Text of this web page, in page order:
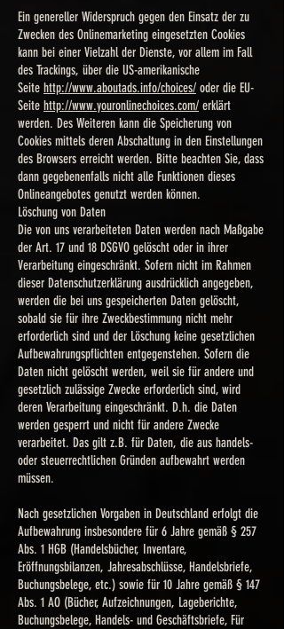
Ein genereller Widerspruch gegen den Einsatz der zu
Zwecken des Onlinemarketing eingesetzten Cookies
kann bei einer Vielzahl der Dienste, vor allem im Fall
des Trackings, über die US-amerikanische
Seite http://www.aboutads.info/choices/ oder die EU-
Seite http://www.youronlinechoices.com/ erklärt
werden. Des Weiteren kann die Speicherung von
Cookies mittels deren Abschaltung in den Einstellungen
des Browsers erreicht werden. Bitte beachten Sie, dass
dann gegebenenfalls nicht alle Funktionen dieses
Onlineangebotes genutzt werden können.
Löschung von Daten
Die von uns verarbeiteten Daten werden nach Maßgabe
der Art. 17 und 18 DSGVO gelöscht oder in ihrer
Verarbeitung eingeschränkt. Sofern nicht im Rahmen
dieser Datenschutzerklärung ausdrücklich angegeben,
werden die bei uns gespeicherten Daten gelöscht,
sobald sie für ihre Zweckbestimmung nicht mehr
erforderlich sind und der Löschung keine gesetzlichen
Aufbewahrungspflichten entgegenstehen. Sofern die
Daten nicht gelöscht werden, weil sie für andere und
gesetzlich zulässige Zwecke erforderlich sind, wird
deren Verarbeitung eingeschränkt. D.h. die Daten
werden gesperrt und nicht für andere Zwecke
verarbeitet. Das gilt z.B. für Daten, die aus handels-
oder steuerrechtlichen Gründen aufbewahrt werden
müssen.
Nach gesetzlichen Vorgaben in Deutschland erfolgt die
Aufbewahrung insbesondere für 6 Jahre gemäß § 257
Abs. 1 HGB (Handelsbücher, Inventare,
Eröffnungsbilanzen, Jahresabschlüsse, Handelsbriefe,
Buchungsbelege, etc.) sowie für 10 Jahre gemäß § 147
Abs. 1 AO (Bücher, Aufzeichnungen, Lageberichte,
Buchungsbelege, Handels- und Geschäftsbriefe, Für